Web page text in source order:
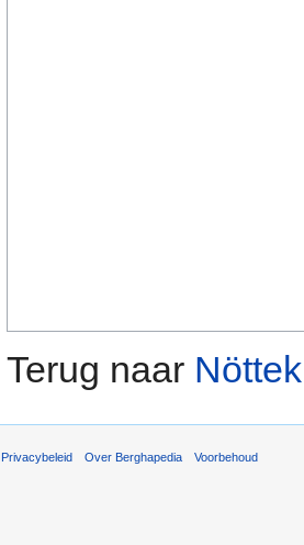
Terug naar
Privacybeleid Over Berghapedia Voorbehoud